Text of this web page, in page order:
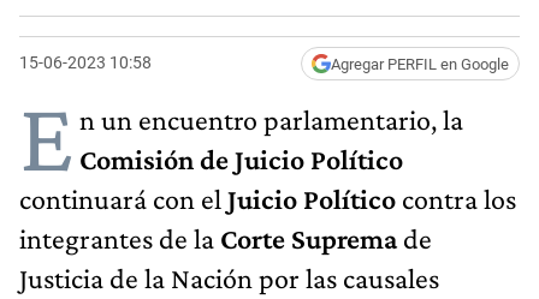
15-06-2023 10:58 Agregar PERFIL en Google
E n un encuentro parlamentario, la
Comisión de Juicio Político
continuará con el Juicio Político contra los
integrantes de la Corte Supremade
Justicia de la Nación por las causales